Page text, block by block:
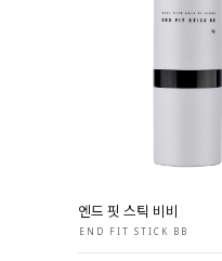
엔드 핏 스틱 비비
END FIT STICK BB